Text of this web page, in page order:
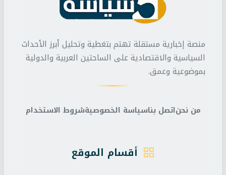
منصة إخبارية مستقلة تهتم بتغطية وتحليل أبرز الأحداث
السياسية والاقتصادية على الساحتين العربية والدولية
بموضوعية وعمق.
من نحناتصل بناسياسة الخصوصيةشروط الاستخدام
أقسام الموقع